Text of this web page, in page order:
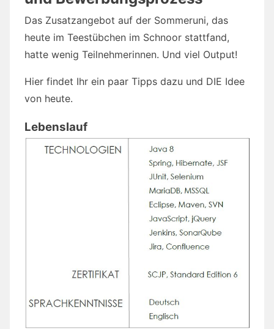
Das Zusatzangebot auf der Sommeruni, das
heute im Teestübchen im Schnoor stattfand,
hatte wenig Teilnehmerinnen. Und viel Output!
Hier findet Ihr ein paar Tipps dazu und DIE Idee
von heute.
Lebenslauf